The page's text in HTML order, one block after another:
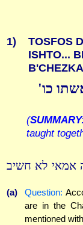
1)
TOSFOS
ISHTO...
כו'
(
taught
אמאי לא חשיב
(a) Question:
are in the
mentioned